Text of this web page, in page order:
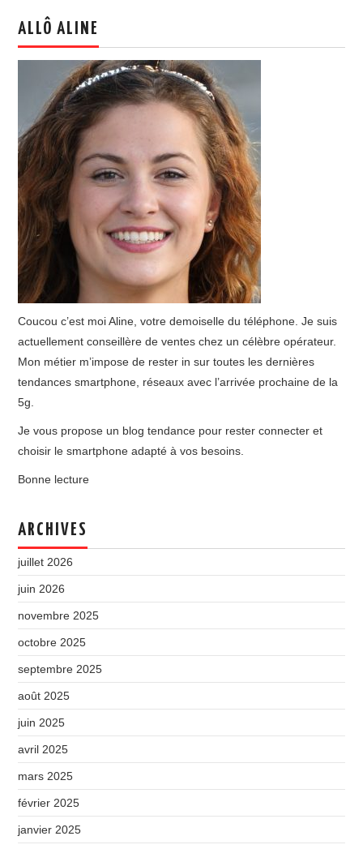
ALLÔ ALINE
Coucou c’est moi Aline, votre demoiselle du téléphone. Je suis
actuellement conseillère de ventes chez un célèbre opérateur.
Mon métier m’impose de rester in sur toutes les dernières
tendances smartphone, réseaux avec l’arrivée prochaine de la
5g.
Je vous propose un blog tendance pour rester connecter et
choisir le smartphone adapté à vos besoins.
Bonne lecture
ARCHIVES
juillet 2026
juin 2026
novembre 2025
octobre 2025
septembre 2025
août 2025
juin 2025
avril 2025
mars 2025
février 2025
janvier 2025